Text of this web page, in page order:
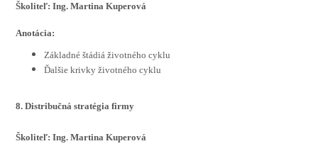
Školiteľ: Ing. Martina Kuperová
Anotácia:
Základné štádiá životného cyklu
Ďalšie krivky životného cyklu
8. Distribučná stratégia firmy
Školiteľ: Ing. Martina Kuperová